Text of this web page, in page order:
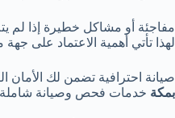
مفاجئة أو مشاكل خطيرة إذا لم
لهذا تأتي أهمية الاعتماد على
صيانة احترافية تضمن لك الأمان
بمكة خدمات فحص وصيانة شاملة